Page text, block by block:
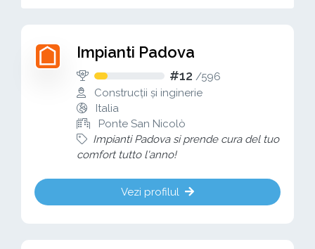
Impianti Padova
#12 /596
Construcții și inginerie
Italia
Ponte San Nicolò
Impianti Padova si prende cura del tuo
comfort tutto l'anno!
Vezi profilul